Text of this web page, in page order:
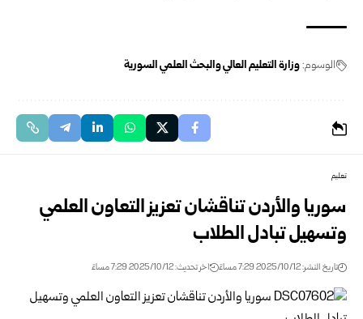
الوسوم:وزارة التعليم العالي والبحث العلمي السورية
تعليم
سوريا والأردن تناقشان تعزيز التعاون العلمي
وتسهيل تبادل الطلاب
تاريخ النشر: 2025/10/12 7:29 مساءً اخر تحديث: 2025/10/12 7:29 مساءً